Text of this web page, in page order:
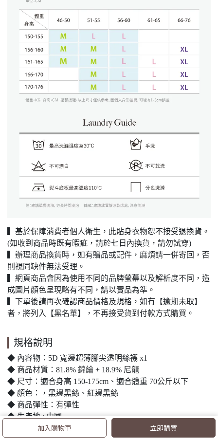
加入購物車 立即購買
▍基於保障消費者個人衛生，此貼身衣物恕不接受退換貨。
(如收到商品時既有暇疵，請於七日內換貨，請勿試穿)
▍辦理商品換貨時，如有贈品或配件，麻煩請一併寄回，否
則視同缺件無法受理。
▍網頁商品會因為使用不同的品牌螢幕以及解析度不同，造
成圖片顏色呈現略有不同，請以實品為準。
▍下單後請再次確認商品價格及規格，如有【逾期未取】
者，將列入【黑名單】，不再接受貨到付款方式購買。
規格說明
◆ 內容物：5D 寬邊超薄腳尖透明絲襪 x1
◆ 商品材質：81.8% 錦綸 + 18.9% 尼龍
◆ 尺寸：適合身高 150-175cm、適合體重 70公斤以下
◆ 顏色：，黑邊黑絲、紅邊黑絲
◆ 商品彈性：有彈性
◆ 生產地 : 中國